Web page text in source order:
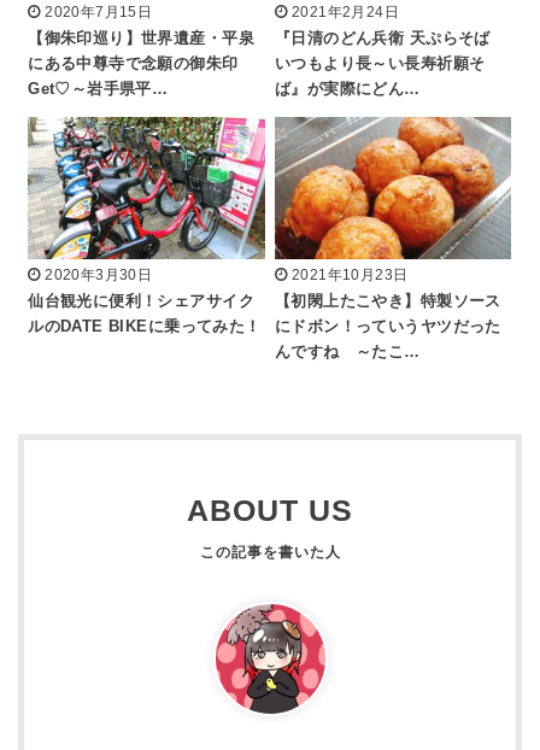
2020年7月15日
【御朱印巡り】世界遺産・平泉
にある中尊寺で念願の御朱印
Get♡～岩手県平…
2021年2月24日
『日清のどん兵衛 天ぷらそば
いつもより長～い長寿祈願そ
ば』が実際にどん…
2020年3月30日
仙台観光に便利！シェアサイク
ルのDATE BIKEに乗ってみた！
2021年10月23日
【初閖上たこやき】特製ソース
にドボン！っていうヤツだった
んですね ～たこ…
ABOUT US